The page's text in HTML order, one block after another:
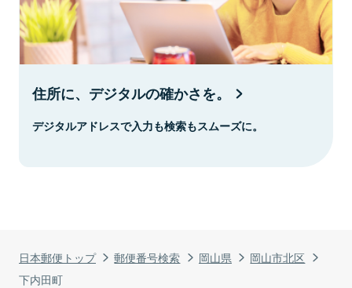
日本郵便トップ 郵便番号検索 岡山県
岡山市北区
下内田町
住所に、デジタルの確かさを。
デジタルアドレスで入力も検索もスムーズに。